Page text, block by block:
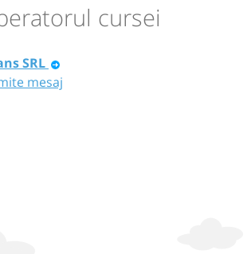
cursei
SRL
mesaj